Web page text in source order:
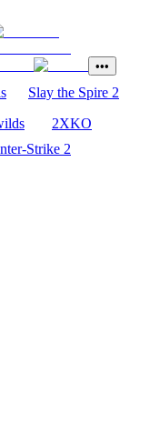
•••
Slay the Spire 2
2XKO
Strike 2